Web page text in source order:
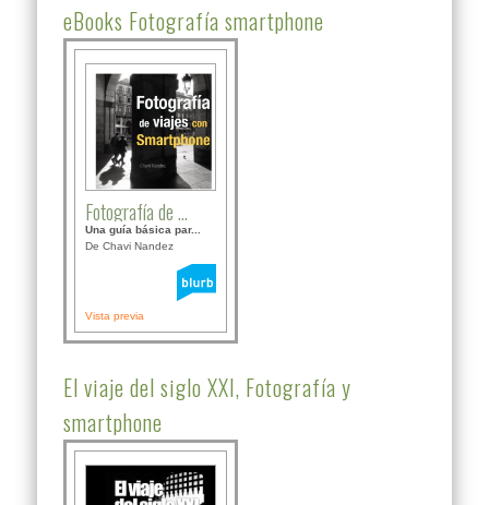
eBooks Fotografía smartphone
Fotografía de ...
Una guía básica par...
De Chavi Nandez
Vista previa
El viaje del siglo XXI, Fotografía y
smartphone